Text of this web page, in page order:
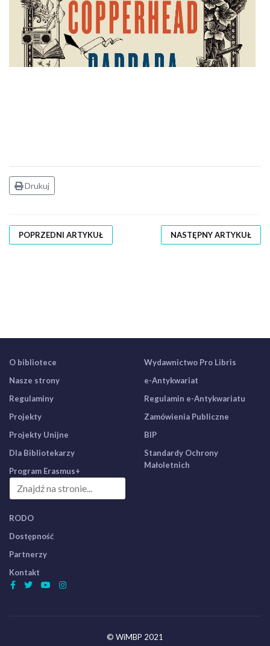
Drukuj
POPRZEDNI ARTYKUŁ NASTĘPNY ARTYKUŁ
O bibliotece
Nasze strony
Regulaminy
Projekty
Projekty Unijne
Dla Bibliotekarzy
Program Erasmus+
Wydawnictwo Pro Libris
e-Antykwariat
Regulamin e-Antykwariatu
Zamówienia Publiczne
BIP
Standardy Ochrony
Małoletnich
RODO
Dostępność
Partnerzy
Kontakt
© WiMBP 2021